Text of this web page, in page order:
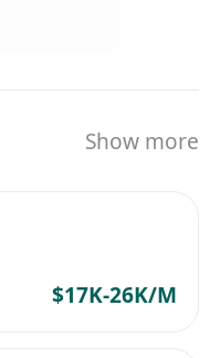
金，優渥的薪酬結構
全程指導，幫助員
靠論資排輩，有能
出遊獎勵。 6. 地
觸優質豪宅客群，
Show more
$17K-26K/M